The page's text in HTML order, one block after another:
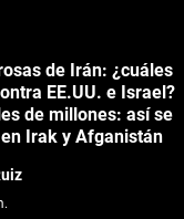
de Irán: ¿cuáles
EE.UU. e Israel?
de millones: así se
Irak y Afganistán